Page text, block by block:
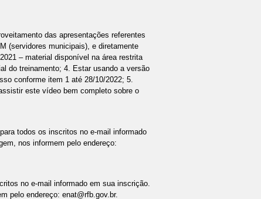
das apresentações referentes
(servidores municipais), e diretamente
– material disponível na área restrita
do treinamento; 4. Estar usando a versão
conforme item 1 até 28/10/2022; 5.
este vídeo bem completo sobre o
todos os inscritos no e-mail informado
nos informem pelo endereço:
no e-mail informado em sua inscrição.
pelo endereço: enat@rfb.gov.br.